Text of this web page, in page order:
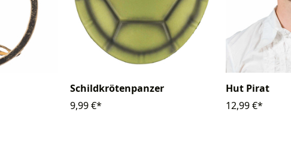
Schildkrötenpanzer
9,99 €*
Hut Pirat
12,99 €*